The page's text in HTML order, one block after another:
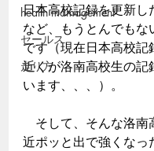
health mamagement
セールス
走り方
日本高校記録を更新し
など、もうとんでもな
です（現在日本高校記
近くが洛南高校生の記
います、、、）。
そして、そんな洛南
近ポッと出で強くなっ